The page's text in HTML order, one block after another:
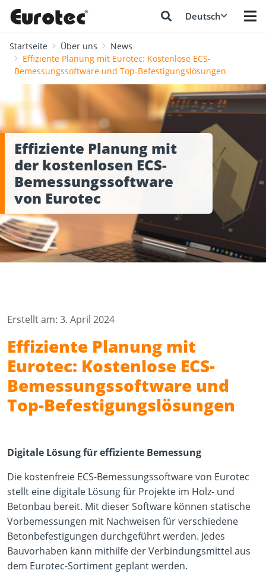
Deutsch
Startseite Über uns
News
Effiziente Planung mit Eurotec: Kostenlose ECS-
Bemessungssoftware und Top-Befestigungslösungen
Effiziente Planung mit
der kostenlosen ECS-
Bemessungssoftware
von Eurotec
Erstellt am: 3. April 2024
Effiziente Planung mit
Eurotec: Kostenlose ECS-
Bemessungssoftware und
Top-Befestigungslösungen
Digitale Lösung für effiziente Bemessung
Die kostenfreie ECS-Bemessungssoftware von Eurotec
stellt eine digitale Lösung für Projekte im Holz- und
Betonbau bereit. Mit dieser Software können statische
Vorbemessungen mit Nachweisen für verschiedene
Betonbefestigungen durchgeführt werden. Jedes
Bauvorhaben kann mithilfe der Verbindungsmittel aus
dem Eurotec-Sortiment geplant werden.